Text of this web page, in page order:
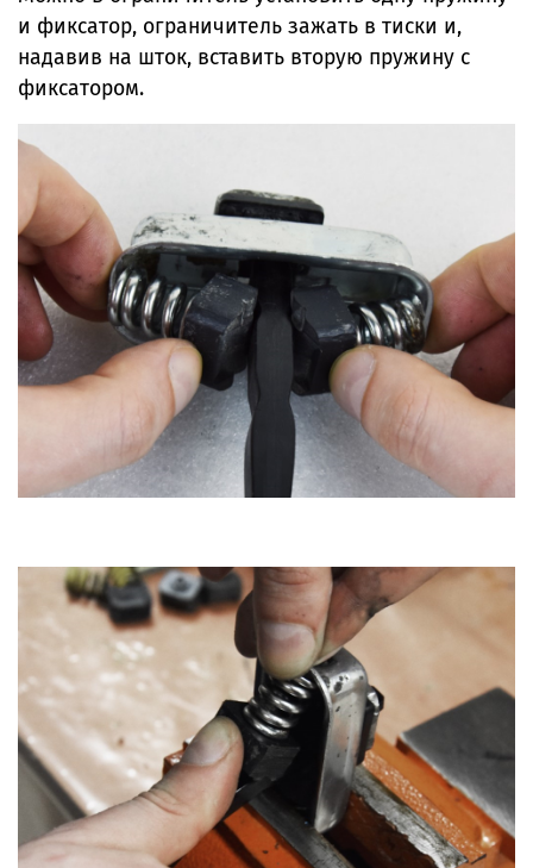
и фиксатор, ограничитель зажать в тиски и,
надавив на шток, вставить вторую пружину с
фиксатором.